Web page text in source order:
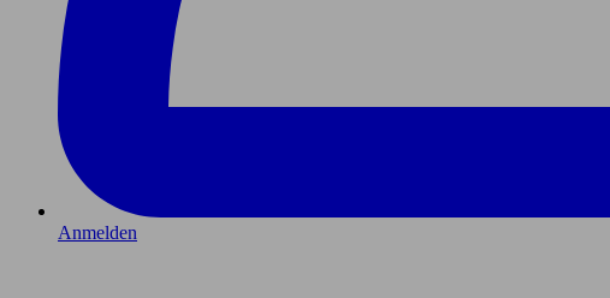
Anmelden